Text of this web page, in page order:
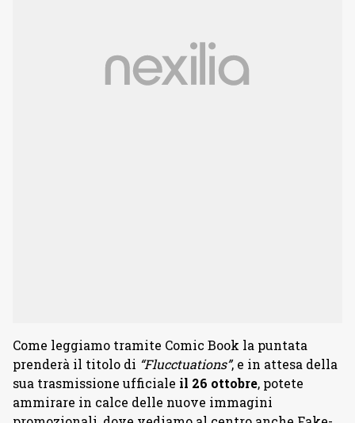
Come leggiamo tramite Comic Book la puntata
prenderà il titolo di “Flucctuations”, e in attesa della
sua trasmissione ufficiale il 26 ottobre, potete
ammirare in calce delle nuove immagini